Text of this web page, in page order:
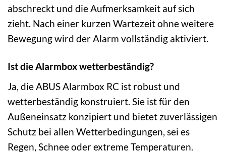
abschreckt und die Aufmerksamkeit auf sich
zieht. Nach einer kurzen Wartezeit ohne weitere
Bewegung wird der Alarm vollständig aktiviert.
Ist die Alarmbox wetterbeständig?
Ja, die ABUS Alarmbox RC ist robust und
wetterbeständig konstruiert. Sie ist für den
Außeneinsatz konzipiert und bietet zuverlässigen
Schutz bei allen Wetterbedingungen, sei es
Regen, Schnee oder extreme Temperaturen.